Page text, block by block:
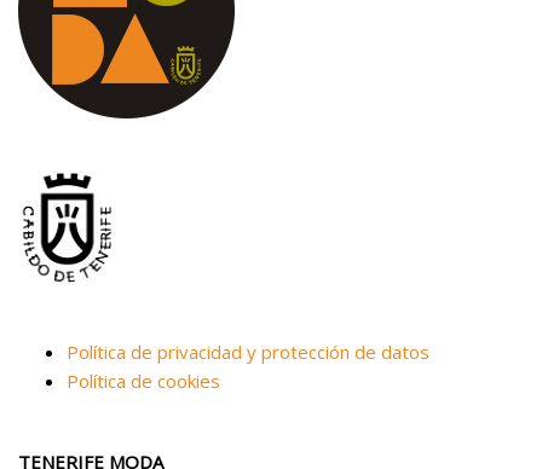
Política de privacidad y protección de datos
Política de cookies
TENERIFE MODA